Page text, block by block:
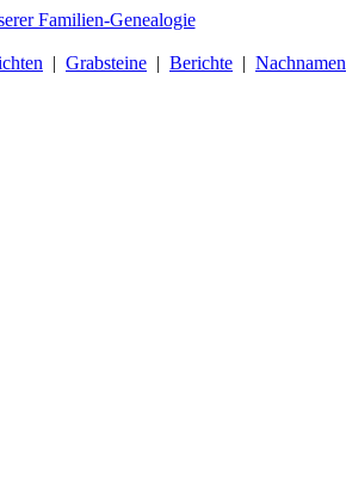
| Grabsteine | Berichte | Nachnamen